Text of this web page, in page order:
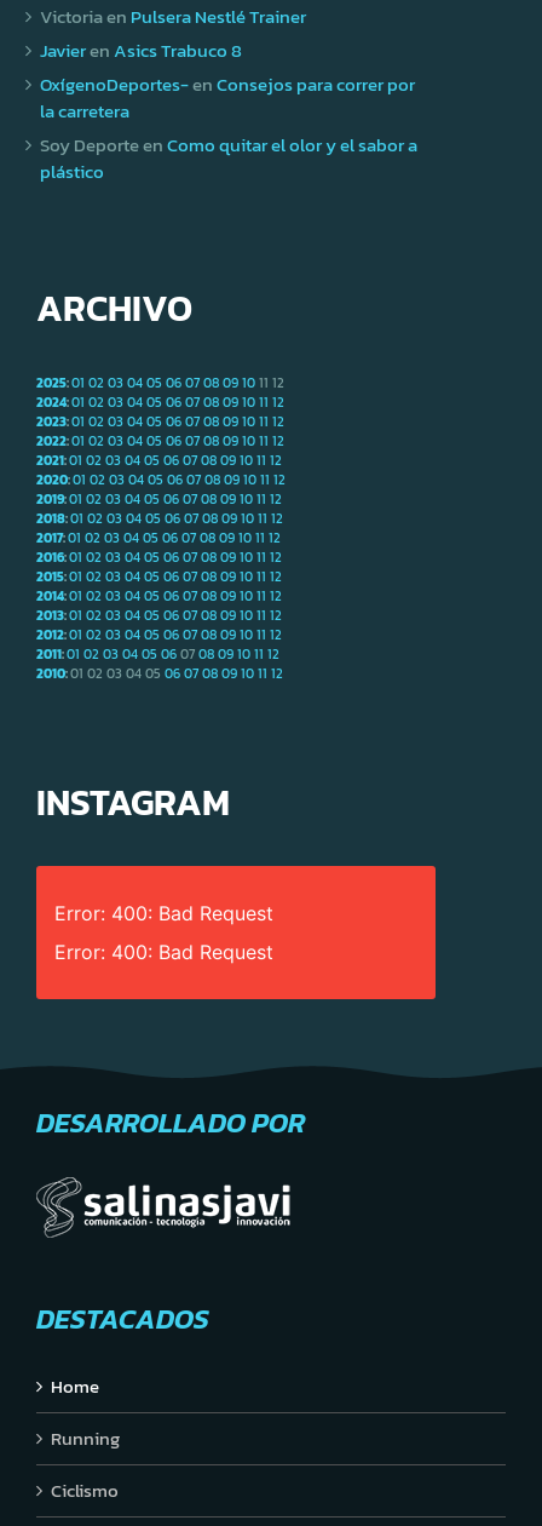
Victoriaen Pulsera Nestlé Trainer
JavierenAsics Trabuco 8
OxígenoDeportes-enConsejos para correr por
la carretera
Soy DeporteenComo quitar el olor y el sabor a
plástico
ARCHIVO
2025:01 02 030405060708091011 12
2024:01 02 030405060708091011 12
2023:01 02 030405060708091011 12
2022:01 02 030405060708091011 12
2021:01 02 030405060708091011 12
2020:01 02 030405060708091011 12
2019:01 02 030405060708091011 12
2018:01 02 030405060708091011 12
2017:01 02 030405060708091011 12
2016:01 02 030405060708091011 12
2015:01 02 030405060708091011 12
2014:01 02 030405060708091011 12
2013:01 02 030405060708091011 12
2012:01 02 030405060708091011 12
2011:01 02 030405060708091011 12
2010:01 02 03 0405 060708091011 12
INSTAGRAM
Error: 400: Bad Request
Error: 400: Bad Request
DESARROLLADO POR
DESTACADOS
Home
Running
Ciclismo